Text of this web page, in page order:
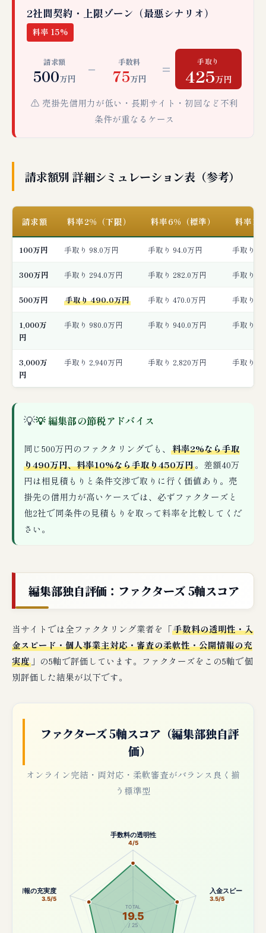
2社間契約・上限ゾーン（最悪シナリオ）
料率 15%
請求額
500万円
− 手数料
75万円
= 手取り
425万円
⚠️ 売掛先信用力が低い・長期サイト・初回など不利
条件が重なるケース
請求額別 詳細シミュレーション表（参考）
請求額 料率2%（下限） 料率6%（標準） 料率
100万円 手取り 98.0万円 手取り 94.0万円 手取り
300万円 手取り 294.0万円 手取り 282.0万円 手取り
500万円 手取り 490.0万円 手取り 470.0万円 手取り
1,000万
円
手取り 980.0万円 手取り 940.0万円 手取り
3,000万
円
手取り 2,940万円 手取り 2,820万円 手取り
💡💡 編集部の節税アドバイス
同じ500万円のファクタリングでも、 料率2%なら手取
り490万円、料率10%なら手取り450万円。差額40万
円は相見積もりと条件交渉で取りに行く価値あり。売
掛先の信用力が高いケースでは、必ずファクターズと
他2社で同条件の見積もりを取って料率を比較してくだ
さい。
編集部独自評価：ファクターズ 5軸スコア
当サイトでは全ファクタリング業者を「手数料の透明性・入
金スピード・個人事業主対応・審査の柔軟性・公開情報の充
実度 」の5軸で評価しています。ファクターズをこの5軸で個
別評価した結果が以下です。
ファクターズ 5軸スコア（編集部独自評
価）
オンライン完結・両対応・柔軟審査がバランス良く揃
う標準型
TOTAL
19.5
/ 25
手数料の透明性
4/5
入金スピード
3.5/5
公開情報の充実度
3.5/5